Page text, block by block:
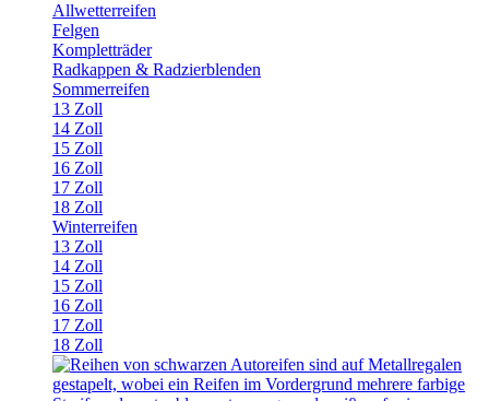
Allwetterreifen
Felgen
Kompletträder
Radkappen & Radzierblenden
Sommerreifen
13 Zoll
14 Zoll
15 Zoll
16 Zoll
17 Zoll
18 Zoll
Winterreifen
13 Zoll
14 Zoll
15 Zoll
16 Zoll
17 Zoll
18 Zoll